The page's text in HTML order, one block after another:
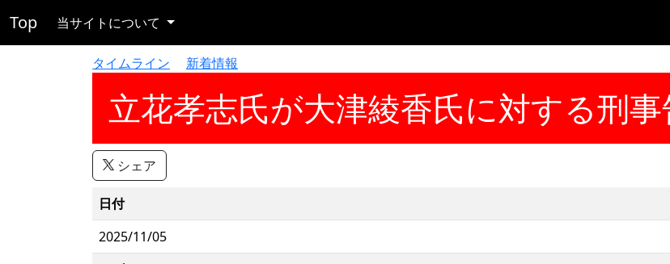
Top 当サイトについて
タイムライン 新着情報
立花孝志氏が大津綾香氏に対する刑
シェア
日付
2025/11/05